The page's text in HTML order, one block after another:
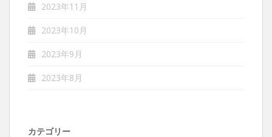
2023年11月
2023年10月
2023年9月
2023年8月
カテゴリー